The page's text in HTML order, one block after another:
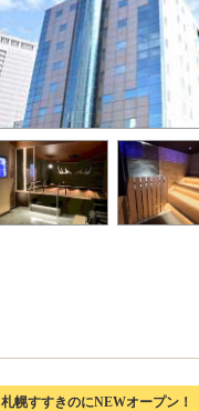
札幌すすきのにNEWオープン！